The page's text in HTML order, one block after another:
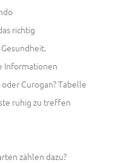
richtig
Informationen
Curogan? Tabelle
ruhig zu treffen
zählen dazu?